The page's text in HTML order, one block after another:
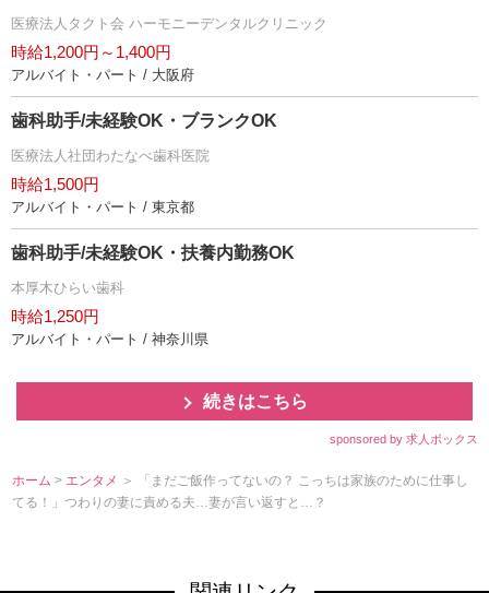
医療法人タクト会 ハーモニーデンタルクリニック
時給1,200円～1,400円
アルバイト・パート / 大阪府
歯科助手/未経験OK・ブランクOK
医療法人社団わたなべ歯科医院
時給1,500円
アルバイト・パート / 東京都
歯科助手/未経験OK・扶養内勤務OK
本厚木ひらい歯科
時給1,250円
アルバイト・パート / 神奈川県
続きはこちら
sponsored by 求人ボックス
ホーム > エンタメ ＞ 「まだご飯作ってないの？ こっちは家族のために仕事し
てる！」つわりの妻に責める夫…妻が言い返すと…？